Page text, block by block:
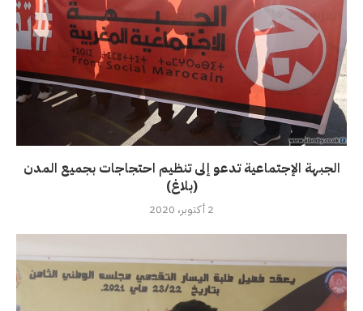
الجبهة الإجتماعية تدعو إلى تنظيم احتجاجات بجميع المدن
(بلاغ)
2 أكتوبر، 2020